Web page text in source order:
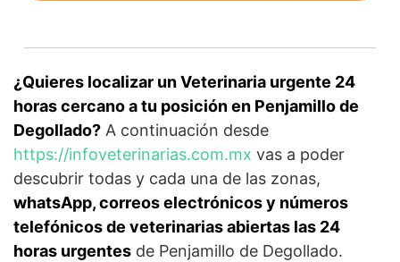
¿Quieres localizar un Veterinaria urgente 24
horas cercano a tu posición en Penjamillo de
Degollado? A continuación desde
https://infoveterinarias.com.mx vas a poder
descubrir todas y cada una de las zonas,
whatsApp, correos electrónicos y números
telefónicos de veterinarias abiertas las 24
horas urgentes de Penjamillo de Degollado.